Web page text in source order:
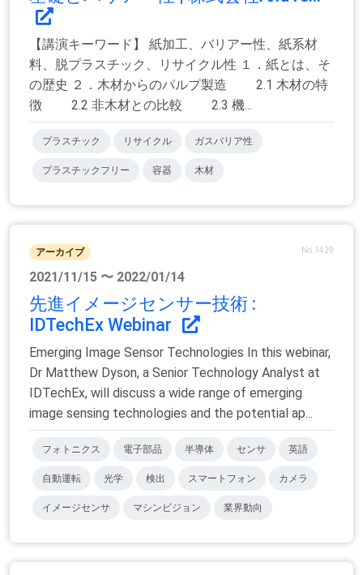
【講演キーワード】 紙加工、バリアー性、紙系材
料、脱プラスチック、リサイクル性 １．紙とは、そ
の歴史 ２．木材からのパルプ製造 2.1 木材の特
徴 2.2 非木材との比較 2.3 機...
プラスチック リサイクル ガスバリア性
プラスチックフリー 容器 木材
アーカイブ No.1429
2021/11/15 〜 2022/01/14
先進イメージセンサー技術 :
IDTechEx Webinar
Emerging Image Sensor Technologies In this webinar,
Dr Matthew Dyson, a Senior Technology Analyst at
IDTechEx, will discuss a wide range of emerging
image sensing technologies and the potential ap...
フォトニクス 電子部品 半導体 センサ 英語
自動運転 光学 検出 スマートフォン カメラ
イメージセンサ マシンビジョン 業界動向